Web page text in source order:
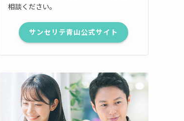
相談ください。
サンセリテ青山公式サイト